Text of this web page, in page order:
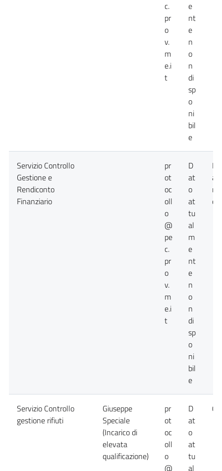
c.
pr
o
v.
m
e.i
t
e
nt
e
n
o
n
di
sp
o
ni
bil
e
Servizio Controllo
Gestione e
Rendiconto
Finanziario
pr
ot
oc
oll
o
@
pe
c.
pr
o
v.
m
e.i
t
D
at
o
at
tu
al
m
e
nt
e
n
o
n
di
sp
o
ni
bil
e
Servizio Controllo
gestione rifiuti
Giuseppe
Speciale
(Incarico di
elevata
qualificazione)
pr
ot
oc
oll
o
@
D
at
o
at
tu
al